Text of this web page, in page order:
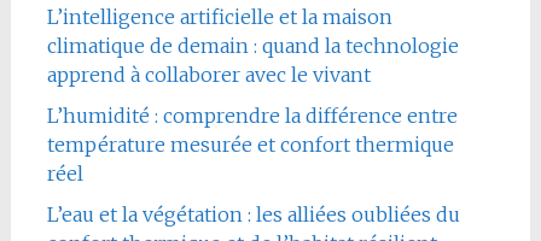
L’intelligence artificielle et la maison
climatique de demain : quand la technologie
apprend à collaborer avec le vivant
L’humidité : comprendre la différence entre
température mesurée et confort thermique
réel
L’eau et la végétation : les alliées oubliées du